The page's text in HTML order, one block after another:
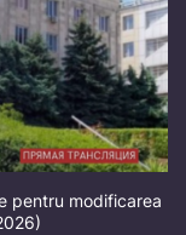
pentru modificarea